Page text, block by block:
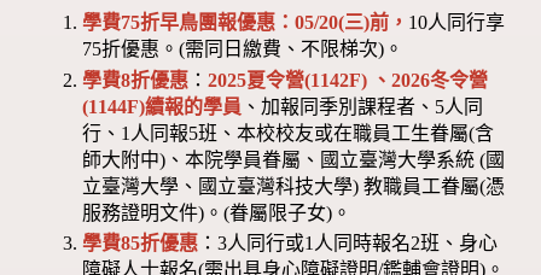
學費75折早鳥團報優惠：05/20(三)前， 10人同行享
75折優惠。(需同日繳費、不限梯次)。
學費8折優惠 ：2025夏令營(1142F) 、2026冬令營
(1144F)續報的學員 、加報同季別課程者、5人同
行、1人同報5班、本校校友或在職員工生眷屬(含
師大附中)、本院學員眷屬、國立臺灣大學系統 (國
立臺灣大學、國立臺灣科技大學) 教職員工眷屬(憑
服務證明文件)。(眷屬限子女)。
學費85折優惠 ：3人同行或1人同時報名2班、身心
障礙人士報名(需出具身心障礙證明/鑑輔會證明)。